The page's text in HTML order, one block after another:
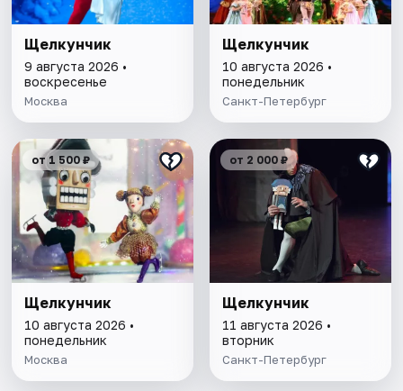
Щелкунчик
9 августа 2026 •
воскресенье
Москва
Щелкунчик
10 августа 2026 •
понедельник
Санкт-Петербург
от 1 500 ₽
Щелкунчик
10 августа 2026 •
понедельник
Москва
от 2 000 ₽
Щелкунчик
11 августа 2026 •
вторник
Санкт-Петербург